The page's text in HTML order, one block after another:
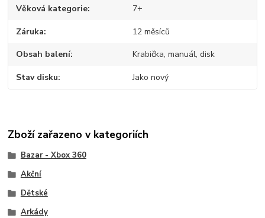
Věková kategorie 7+
Záruka 12 měsíců
Obsah balení Krabička, manuál, disk
Stav disku Jako nový
Zboží zařazeno v kategoriích
Bazar - Xbox 360
Akční
Dětské
Arkády